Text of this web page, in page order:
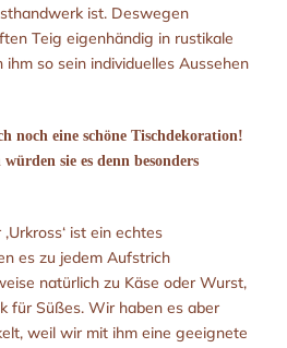
ist. Deswegen
Teig eigenhändig in rustikale
ihm so sein individuelles Aussehen
noch eine schöne Tischdekoration!
sie es denn besonders
ist ein echtes
es zu jedem Aufstrich
natürlich zu Käse oder Wurst,
für Süßes. Wir haben es aber
weil wir mit ihm eine geeignete